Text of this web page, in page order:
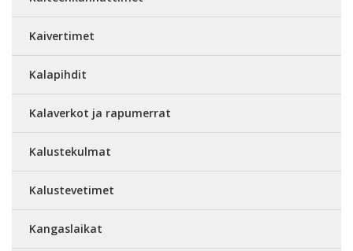
Kaivertimet
Kalapihdit
Kalaverkot ja rapumerrat
Kalustekulmat
Kalustevetimet
Kangaslaikat